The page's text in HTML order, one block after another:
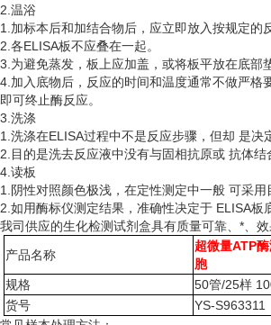
2.温浴
1.加标本后和加结合物后，应立即放入按规定的
2.各ELISA板不应叠在一起。
3.为避免蒸发，板上应加盖，或将板平放在底部
4.加入底物后，反应的时间和温度通常不做严
即可终止酶反应。
3.洗涤
1.洗涤在ELISA过程中不是反应步骤，但却 是决
2.目的是洗去反应液中没有与固相抗原或 抗体
4.读板
1.阴性对照颜色极浅，在定性测定中一般 可采用
2.如用酶标仪测定结果，准确性决定于 ELISA
我司供应的生化检测试剂盒具有质量可靠、*、
产品名称
超微量ATP
胞
规格
50管/25样
货号
YS-S963311